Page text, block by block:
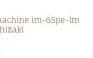
im-65pe-lm